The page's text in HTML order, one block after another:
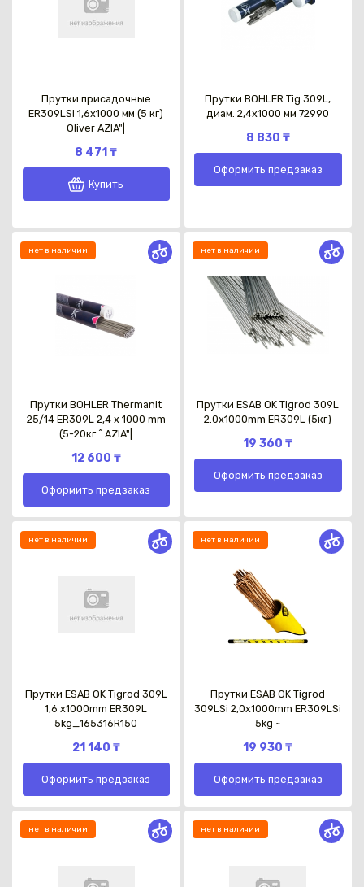
Прутки присадочные
ER309LSi 1,6x1000 мм (5 кг)
Oliver AZIA"|
8 471 ₸
Купить
Прутки BOHLER Tig 309L,
диам. 2,4х1000 мм 72990
8 830 ₸
Оформить предзаказ
нет в наличии
Прутки BOHLER Thermanit
25/14 ER309L 2,4 х 1000 mm
(5-20кг ^ AZIA"|
12 600 ₸
Оформить предзаказ
нет в наличии
Прутки ESAB OK Tigrod 309L
2.0x1000mm ER309L (5кг)
19 360 ₸
Оформить предзаказ
нет в наличии
Прутки ESAB OK Tigrod 309L
1,6 x1000mm ER309L
5kg_165316R150
21 140 ₸
Оформить предзаказ
нет в наличии
Прутки ESAB OK Tigrod
309LSi 2,0x1000mm ER309LSi
5kg ~
19 930 ₸
Оформить предзаказ
нет в наличии нет в наличии